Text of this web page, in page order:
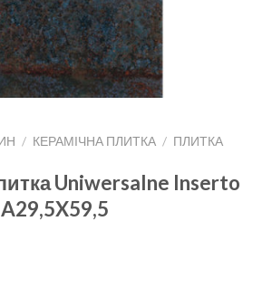
/ КЕРАМІЧНА ПЛИТКА / ПЛИТКА
Uniwersalne Inserto